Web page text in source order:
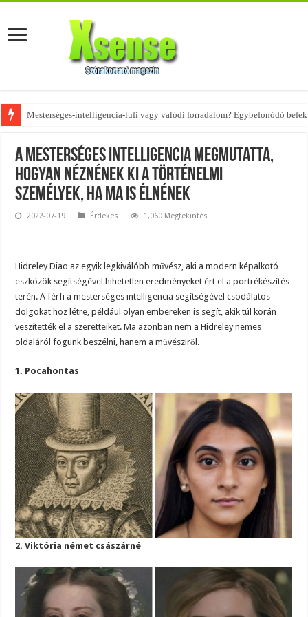
Az övtáskák továbbra is trendik – nézd meg, milyen stílusokhoz illenek!
A mesterséges intelligencia megmutatta,
hogyan néznének ki a történelmi
személyek, ha ma is élnének
2022-07-19 Érdekes 1,060 Megtekintés
Hidreley Diao az egyik legkiválóbb művész, aki a modern képalkotó
eszközök segítségével hihetetlen eredményeket ért el a portrékészítés
terén. A férfi a mesterséges intelligencia segítségével csodálatos
dolgokat hoz létre, például olyan embereken is segít, akik túl korán
veszítették el a szeretteiket. Ma azonban nem a Hidreley nemes
oldaláról fogunk beszélni, hanem a művésziről.
1. Pocahontas
2. Viktória német császárné